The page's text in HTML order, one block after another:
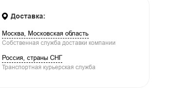
Доставка:
Москва, Московская область
Собственная служба доставки компании
Россия, страны СНГ
Транспортная курьерская служба